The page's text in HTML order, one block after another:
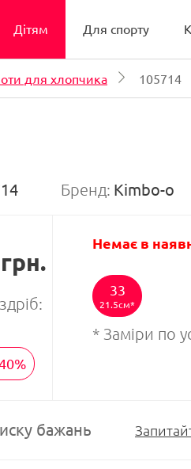
Дітям Для спорту
для хлопчика 105714
Бренд: Kimbo-o
грн.
Немає в
33
21.5см
* Заміри по
бажань